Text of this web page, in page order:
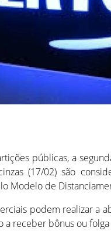
públicas, a
(17/02) são
Modelo de
podem realizar a
receber bônus ou